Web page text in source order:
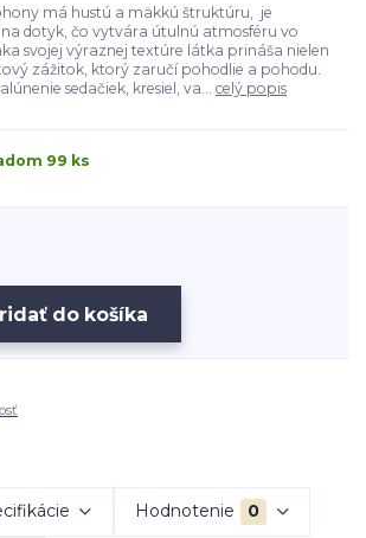
má hustú a mäkkú štruktúru, je
dotyk, čo vytvára útulnú atmosféru vo
svojej výraznej textúre látka prináša nielen
zážitok, ktorý zaručí pohodlie a pohodu.
sedačiek, kresiel, va... celý popis
99 ks
do košíka
Hodnotenie 0